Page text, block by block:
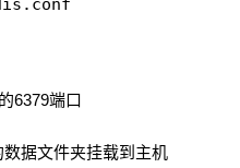
6379端口
数据文件夹挂载到主机